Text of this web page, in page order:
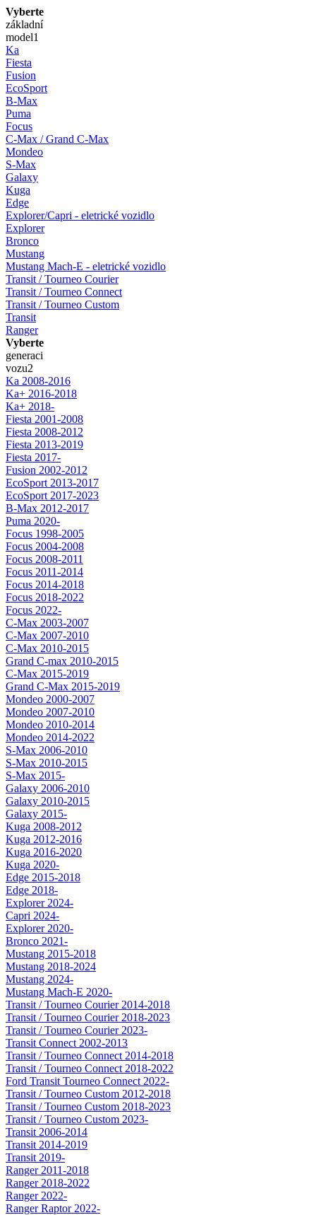
Vyberte
základní
model1
Ka
Fiesta
Fusion
EcoSport
B-Max
Puma
Focus
C-Max / Grand C-Max
Mondeo
S-Max
Galaxy
Kuga
Edge
Explorer/Capri - eletrické vozidlo
Explorer
Bronco
Mustang
Mustang Mach-E - eletrické vozidlo
Transit / Tourneo Courier
Transit / Tourneo Connect
Transit / Tourneo Custom
Transit
Ranger
Vyberte
generaci
vozu2
Ka 2008-2016
Ka+ 2016-2018
Ka+ 2018-
Fiesta 2001-2008
Fiesta 2008-2012
Fiesta 2013-2019
Fiesta 2017-
Fusion 2002-2012
EcoSport 2013-2017
EcoSport 2017-2023
B-Max 2012-2017
Puma 2020-
Focus 1998-2005
Focus 2004-2008
Focus 2008-2011
Focus 2011-2014
Focus 2014-2018
Focus 2018-2022
Focus 2022-
C-Max 2003-2007
C-Max 2007-2010
C-Max 2010-2015
Grand C-max 2010-2015
C-Max 2015-2019
Grand C-Max 2015-2019
Mondeo 2000-2007
Mondeo 2007-2010
Mondeo 2010-2014
Mondeo 2014-2022
S-Max 2006-2010
S-Max 2010-2015
S-Max 2015-
Galaxy 2006-2010
Galaxy 2010-2015
Galaxy 2015-
Kuga 2008-2012
Kuga 2012-2016
Kuga 2016-2020
Kuga 2020-
Edge 2015-2018
Edge 2018-
Explorer 2024-
Capri 2024-
Explorer 2020-
Bronco 2021-
Mustang 2015-2018
Mustang 2018-2024
Mustang 2024-
Mustang Mach-E 2020-
Transit / Tourneo Courier 2014-2018
Transit / Tourneo Courier 2018-2023
Transit / Tourneo Courier 2023-
Transit Connect 2002-2013
Transit / Tourneo Connect 2014-2018
Transit / Tourneo Connect 2018-2022
Ford Transit Tourneo Connect 2022-
Transit / Tourneo Custom 2012-2018
Transit / Tourneo Custom 2018-2023
Transit / Tourneo Custom 2023-
Transit 2006-2014
Transit 2014-2019
Transit 2019-
Ranger 2011-2018
Ranger 2018-2022
Ranger 2022-
Ranger Raptor 2022-